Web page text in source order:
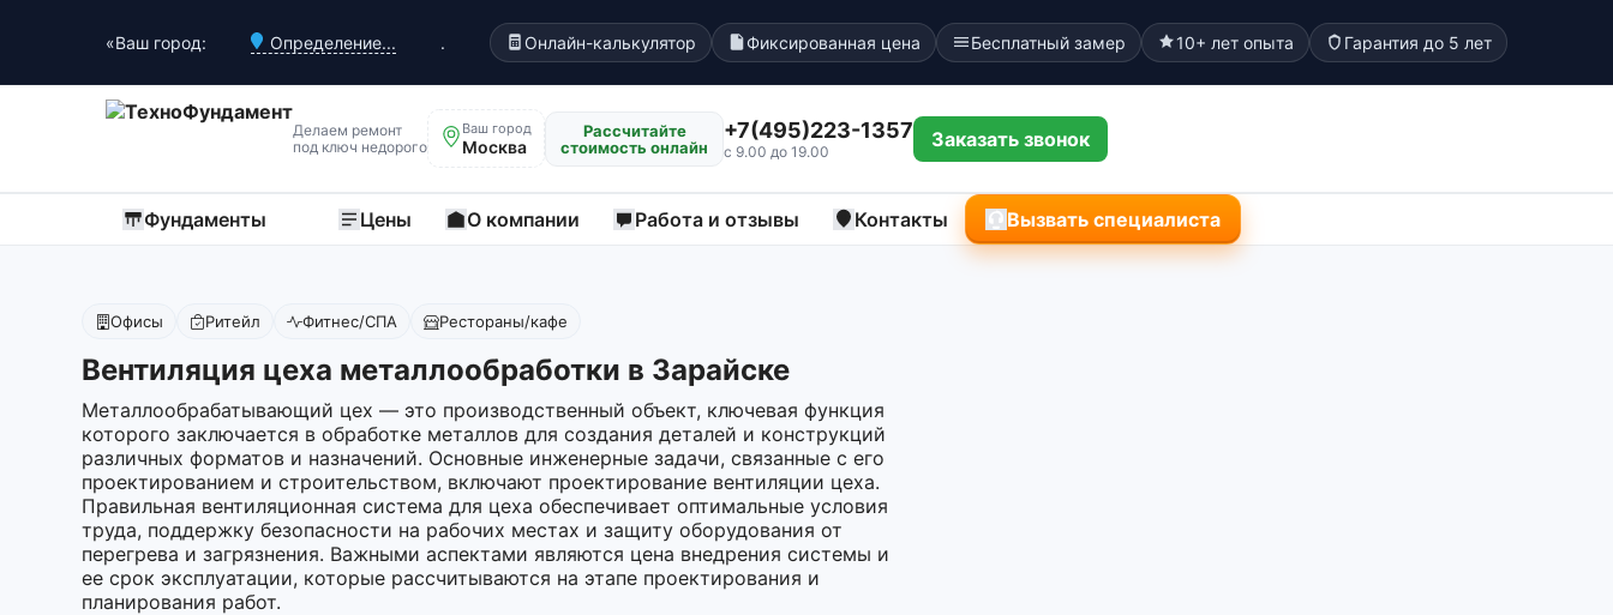
«Ваш город: Определение... . Онлайн-калькулятор Фиксированная цена Бесплатный замер 10+ лет опыта Гарантия до 5 лет
Делаем ремонт
под ключ недорого
Ваш город
Москва
Рассчитайте
стоимость онлайн
+7(495)223-1357
с 9.00 до 19.00
Заказать звонок
Фундаменты Цены О компании Работа и отзывы Контакты Вызвать специалиста
Офисы Ритейл Фитнес/СПА Рестораны/кафе
Вентиляция цеха металлообработки в Зарайске
Металлообрабатывающий цех — это производственный объект, ключевая функция
которого заключается в обработке металлов для создания деталей и конструкций
различных форматов и назначений. Основные инженерные задачи, связанные с его
проектированием и строительством, включают проектирование вентиляции цеха.
Правильная вентиляционная система для цеха обеспечивает оптимальные условия
труда, поддержку безопасности на рабочих местах и защиту оборудования от
перегрева и загрязнения. Важными аспектами являются цена внедрения системы и
ее срок эксплуатации, которые рассчитываются на этапе проектирования и
планирования работ.